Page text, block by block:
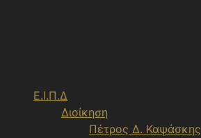
Ε.Ι.Π.Δ
Διοίκηση
Πέτρος Δ. Καψάσκης